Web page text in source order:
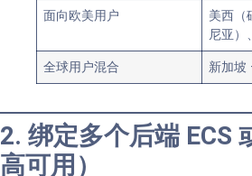
面向欧美用户
美西（
尼亚）
全球用户混合 新加坡
2. 绑定多个后端 ECS
高可用）